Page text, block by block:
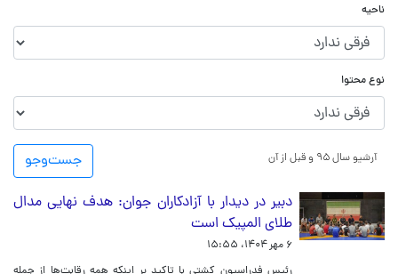
ناحیه
نوع محتوا
جست‌و‌جو آرشیو سال ۹۵ و قبل از آن
دبیر در دیدار با آزادکاران جوان: هدف نهایی مدال
طلای المپیک است
۶ مهر ۱۴۰۴، ۱۵:۵۵